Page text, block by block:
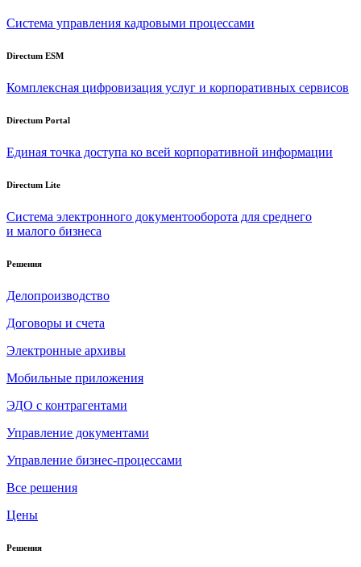
Система управления кадровыми процессами
Directum ESM
Комплексная цифровизация услуг и корпоративных сервисов
Directum Portal
Единая точка доступа ко всей корпоративной информации
Directum Lite
Система электронного документооборота для среднего
и малого бизнеса
Решения
Делопроизводство
Договоры и счета
Электронные архивы
Мобильные приложения
ЭДО с контрагентами
Управление документами
Управление бизнес-процессами
Все решения
Цены
Решения